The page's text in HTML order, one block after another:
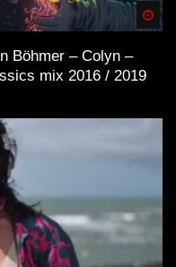
Böhmer – Colyn –
mix 2016 / 2019